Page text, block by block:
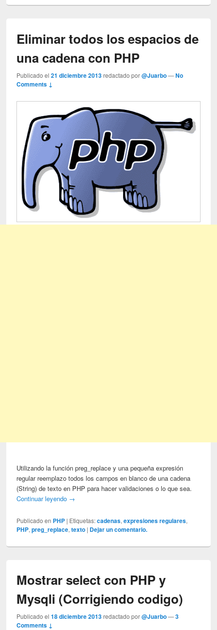
Eliminar todos los espacios de
una cadena con PHP
Publicado el21 diciembre 2013 redactado por@Juarbo —No
Comments ↓
Utilizando la función preg_replace y una pequeña expresión
regular reemplazo todos los campos en blanco de una cadena
(String) de texto en PHP para hacer validaciones o lo que sea.
Continuar leyendo →
Publicado en PHP | Etiquetas: cadenas,expresiones regulares,
PHP,preg_replace,texto | Dejar un comentario.
Mostrar select con PHP y
Mysqli (Corrigiendo codigo)
Publicado el18 diciembre 2013 redactado por@Juarbo —3
Comments ↓